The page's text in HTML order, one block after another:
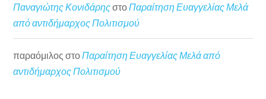
Παναγιώτης Κονιδάρηςστο Παραίτηση Ευαγγελίας Μελά
από αντιδήμαρχος Πολιτισμού
παραόμιλος στο Παραίτηση Ευαγγελίας Μελά από
αντιδήμαρχος Πολιτισμού